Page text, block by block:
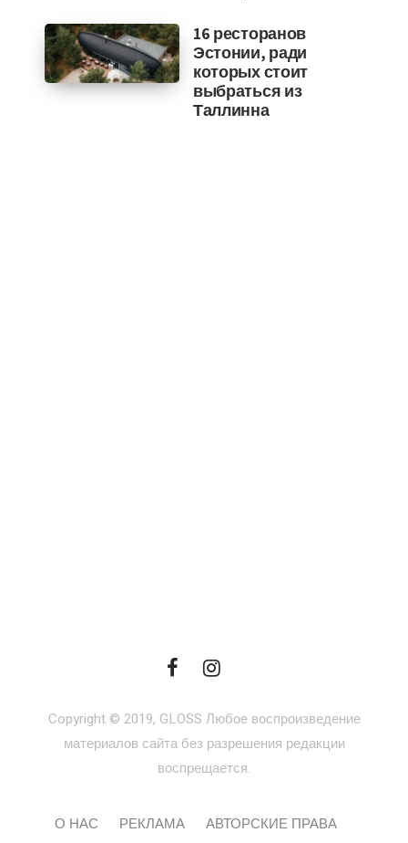
16 ресторанов
Эстонии, ради
которых стоит
выбраться из
Таллинна
Copyright © 2019, GLOSS Любое воспроизведение
материалов сайта без разрешения редакции
воспрещается.
О НАС РЕКЛАМА АВТОРСКИЕ ПРАВА